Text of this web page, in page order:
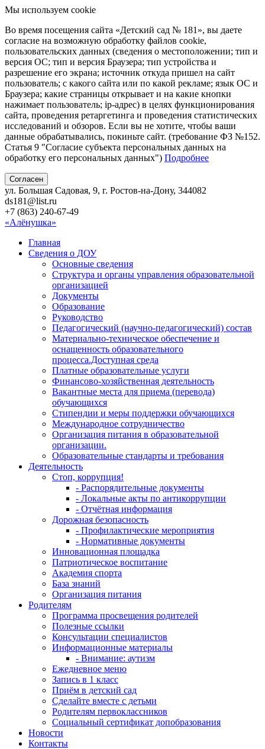
Мы используем cookie
Во время посещения сайта «Детский сад № 181», вы даете
согласие на возможную обработку файлов cookie,
пользовательских данных (сведения о местоположении; тип и
версия ОС; тип и версия Браузера; тип устройства и
разрешение его экрана; источник откуда пришел на сайт
пользователь; с какого сайта или по какой рекламе; язык ОС и
Браузера; какие страницы открывает и на какие кнопки
нажимает пользователь; ip-адрес) в целях функционирования
сайта, проведения ретаргетинга и проведения статистических
исследований и обзоров. Если вы не хотите, чтобы ваши
данные обрабатывались, покиньте сайт. (требование ФЗ №152.
Статья 9 "Согласие субъекта персональных данных на
обработку его персональных данных") Подробнее
Согласен
ул. Большая Садовая, 9, г. Ростов-на-Дону, 344082
ds181@list.ru
+7 (863) 240-67-49
«Алёнушка»
Главная
Сведения о ДОУ
Основные сведения
Структура и органы управления образовательной
организацией
Документы
Образование
Руководство
Педагогический (научно-педагогический) состав
Материально-техническое обеспечение и
оснащенность образовательного
процесса.Доступная среда
Платные образовательные услуги
Финансово-хозяйственная деятельность
Вакантные места для приема (перевода)
обучающихся
Стипендии и меры поддержки обучающихся
Международное сотрудничество
Организация питания в образовательной
организации.
Образовательные стандарты и требования
Деятельность
Стоп, коррупция!
- Распорядительные документы
- Локальные акты по антикоррупции
- Отчётная информация
Дорожная безопасность
- Профилактические мероприятия
- Нормативные документы
Инновационная площадка
Патриотическое воспитание
Академия спорта
База знаний
Организация питания
Родителям
Программа просвещения родителей
Полезные ссылки
Консультации специалистов
Информационные материалы
- Внимание: аутизм
Ежедневное меню
Запись в 1 класс
Приём в детский сад
Сделайте вместе с детьми
Родителям первоклассников
Социальный сертификат допобразования
Новости
Контакты